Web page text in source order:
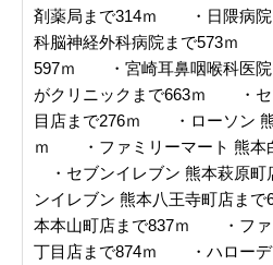
剤薬局まで314ｍ ・日隈病
科脳神経外科病院まで573ｍ
597ｍ ・宮崎耳鼻咽喉科医
がクリニックまで663ｍ ・セ
目店まで276ｍ ・ローソン 熊
ｍ ・ファミリーマート 熊本
・セブンイレブン 熊本萩原
ンイレブン 熊本八王寺町店ま
本本山町店まで837ｍ ・ファ
丁目店まで874ｍ ・ハローデ